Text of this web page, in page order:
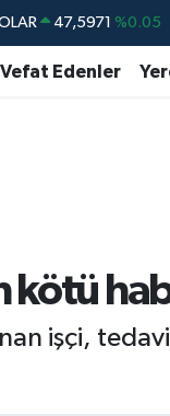
47,5971 %0.05
EURO 55,1336 %0.18
Vefat Edenler
kötü
işçi,